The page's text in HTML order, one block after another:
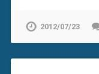
2012/07/23